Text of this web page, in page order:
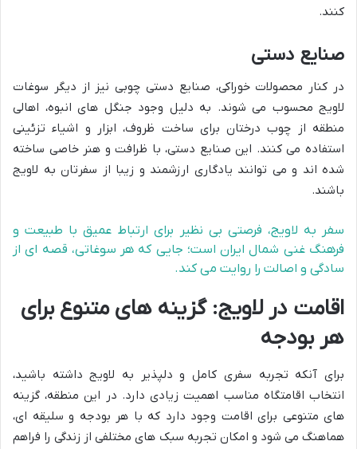
کنند.
صنایع دستی
در کنار محصولات خوراکی، صنایع دستی چوبی نیز از دیگر سوغات
لاویج محسوب می شوند. به دلیل وجود جنگل های انبوه، اهالی
منطقه از چوب درختان برای ساخت ظروف، ابزار و اشیاء تزئینی
استفاده می کنند. این صنایع دستی، با ظرافت و هنر خاصی ساخته
شده اند و می توانند یادگاری ارزشمند و زیبا از سفرتان به لاویج
باشند.
سفر به لاویج، فرصتی بی نظیر برای ارتباط عمیق با طبیعت و
فرهنگ غنی شمال ایران است؛ جایی که هر سوغاتی، قصه ای از
سادگی و اصالت را روایت می کند.
اقامت در لاویج: گزینه های متنوع برای
هر بودجه
برای آنکه تجربه سفری کامل و دلپذیر به لاویج داشته باشید،
انتخاب اقامتگاه مناسب اهمیت زیادی دارد. در این منطقه، گزینه
های متنوعی برای اقامت وجود دارد که با هر بودجه و سلیقه ای،
هماهنگ می شود و امکان تجربه سبک های مختلفی از زندگی را فراهم